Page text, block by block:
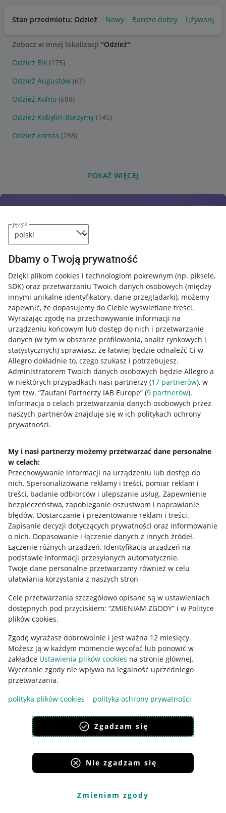
język
Dbamy o Twoją prywatność
Dzięki plikom cookies i technologiom pokrewnym (np. piksele,
SDK) oraz przetwarzaniu Twoich danych osobowych (między
innymi unikalne identyfikatory, dane przeglądarki), możemy
zapewnić, że dopasujemy do Ciebie wyświetlane treści.
Wyrażając zgodę na przechowywanie informacji na
urządzeniu końcowym lub dostęp do nich i przetwarzanie
danych (w tym w obszarze profilowania, analiz rynkowych i
statystycznych) sprawiasz, że łatwiej będzie odnaleźć Ci w
Allegro dokładnie to, czego szukasz i potrzebujesz.
Administratorem Twoich danych osobowych będzie Allegro a
w niektórych przypadkach nasi partnerzy (17 partnerów), w
tym tzw. “Zaufani Partnerzy IAB Europe” (9 partnerów).
Informacja o celach przetwarzania danych osobowych przez
naszych partnerów znajduje się w ich politykach ochrony
prywatności.
My i nasi partnerzy możemy przetwarzać dane personalne
w celach:
Przechowywanie informacji na urządzeniu lub dostęp do
nich. Spersonalizowane reklamy i treści, pomiar reklam i
treści, badanie odbiorców i ulepszanie usług. Zapewnienie
bezpieczeństwa, zapobieganie oszustwom i naprawianie
błędów. Dostarczanie i prezentowanie reklam i treści.
Zapisanie decyzji dotyczących prywatności oraz informowanie
o nich. Dopasowanie i łączenie danych z innych źródeł.
Łączenie różnych urządzeń. Identyfikacja urządzeń na
podstawie informacji przesyłanych automatycznie.
Twoje dane personalne przetwarzamy również w celu
ułatwiania korzystania z naszych stron
Cele przetwarzania szczegółowo opisane są w ustawieniach
dostępnych pod przyciskiem: “ZMIENIAM ZGODY” i w Polityce
plików cookies.
Zgodę wyrażasz dobrowolnie i jest ważna 12 miesięcy.
Możesz ją w każdym momencie wycofać lub ponowić w
zakładce Ustawienia plików cookies na stronie głównej.
Wycofanie zgody nie wpływa na legalność uprzedniego
przetwarzania.
polityka plików cookies
polityka ochrony prywatności
Zgadzam się
Nie zgadzam się
Zmieniam zgody
Stan przedmiotu: Odzież Nowy Bardzo dobry Używany
Zobacz w innej lokalizacji "Odzież"
Odzież Ełk (175)
Odzież Augustów (67)
Odzież Kolno (688)
Odzież Kobylin-Borzymy (145)
Odzież Łomża (288)
POKAŻ WIĘCEJ
Przydatne informacje
Jak to działa
Allegro Gadane dla sprzedających
Allegro Gadane dla kupujących
Mapa miejscowości
Informacje prawne
Regulamin
Polityka plików "cookies"
Ustawienia plików "cookies"
Udostępnianie lokalizacji
Informacje dla Aktu o Usługach Cyfrowych
Pobierz aplikację
Korzystanie z serwisu oznacza akceptacjęregulaminu